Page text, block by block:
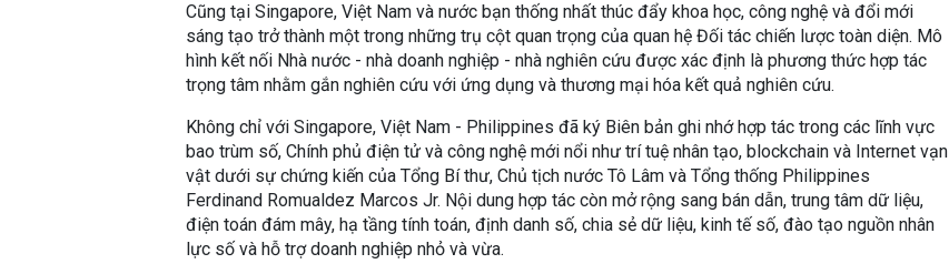
Cũng tại Singapore, Việt Nam và nước bạn thống nhất thúc đẩy khoa học, công nghệ và đổi mới
sáng tạo trở thành một trong những trụ cột quan trọng của quan hệ Đối tác chiến lược toàn diện. Mô
hình kết nối Nhà nước - nhà doanh nghiệp - nhà nghiên cứu được xác định là phương thức hợp tác
trọng tâm nhằm gắn nghiên cứu với ứng dụng và thương mại hóa kết quả nghiên cứu.
Không chỉ với Singapore, Việt Nam - Philippines đã ký Biên bản ghi nhớ hợp tác trong các lĩnh vực
bao trùm số, Chính phủ điện tử và công nghệ mới nổi như trí tuệ nhân tạo, blockchain và Internet vạn
vật dưới sự chứng kiến của Tổng Bí thư, Chủ tịch nước Tô Lâm và Tổng thống Philippines
Ferdinand Romualdez Marcos Jr. Nội dung hợp tác còn mở rộng sang bán dẫn, trung tâm dữ liệu,
điện toán đám mây, hạ tầng tính toán, định danh số, chia sẻ dữ liệu, kinh tế số, đào tạo nguồn nhân
lực số và hỗ trợ doanh nghiệp nhỏ và vừa.